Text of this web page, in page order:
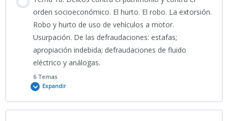
16-PRESENTACIÓN-Silencio_Jurídico_Código_Penal_Básico
PORTADA 16
0% COMPLETADO 0/6 Pasos
PODCAST TEMA 17 CNP
Clase 16_04_2026_Tema 17 CNP “CIENCIAS JURÍDICAS”
VÍDEO EXPLICATIVO TEMA 17 CNP
orden socioeconómico. El hurto. El robo. La extorsión.
Robo y hurto de uso de vehículos a motor.
Usurpación. De las defraudaciones: estafas;
apropiación indebida; defraudaciones de fluido
eléctrico y análogas.
6 Temas
Expandir